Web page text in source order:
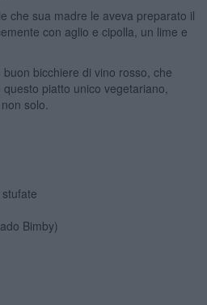
che sua madre le aveva preparato il
con aglio e cipolla, un lime e
bicchiere di vino rosso, che
piatto unico vegetariano,
solo.
Bimby)